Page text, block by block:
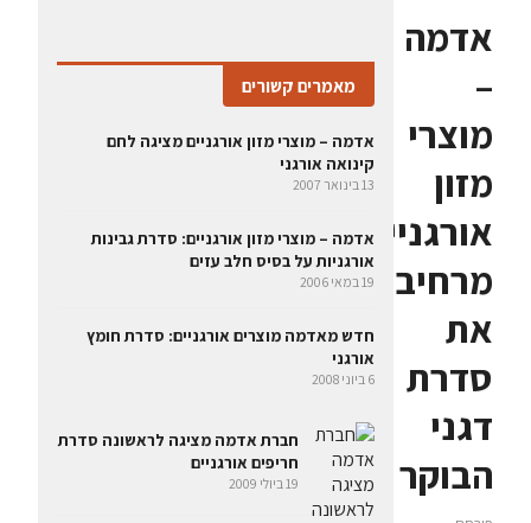
אדמה
–
מוצרי
מזון
אורגניים
מרחיבה
את
סדרת
דגני
הבוקר
מאמרים קשורים
אדמה – מוצרי מזון אורגניים מציגה לחם
קינואה אורגני
13 בינואר 2007
אדמה – מוצרי מזון אורגניים: סדרת גבינות
אורגניות על בסיס חלב עזים
19 במאי 2006
חדש מאדמה מוצרים אורגניים: סדרת חומץ
אורגני
6 ביוני 2008
חברת אדמה מציגה לראשונה סדרת
חריפים אורגניים
19 ביולי 2009